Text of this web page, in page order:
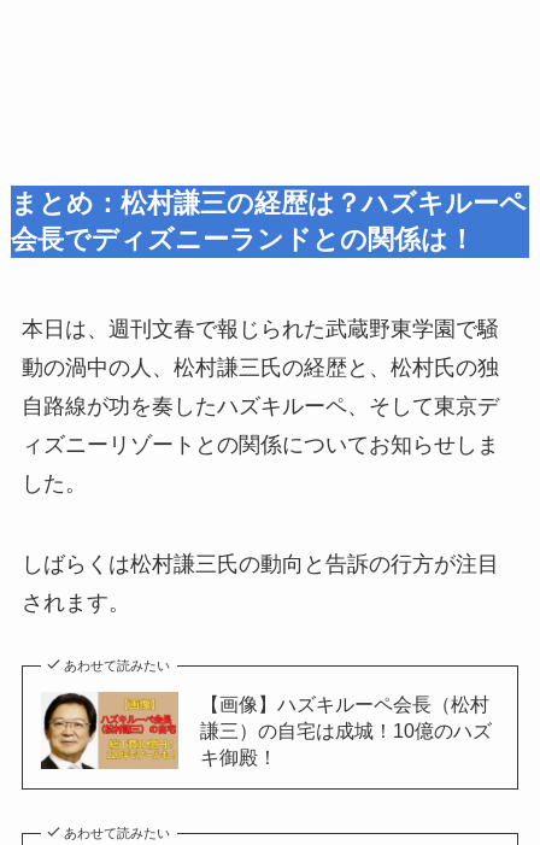
まとめ：松村謙三の経歴は？ハズキルーペ
会長でディズニーランドとの関係は！
本日は、週刊文春で報じられた武蔵野東学園で騒
動の渦中の人、松村謙三氏の経歴と、松村氏の独
自路線が功を奏したハズキルーペ、そして東京デ
ィズニーリゾートとの関係についてお知らせしま
した。
しばらくは松村謙三氏の動向と告訴の行方が注目
されます。
あわせて読みたい
【画像】ハズキルーペ会長（松村
謙三）の自宅は成城！10億のハズ
キ御殿！
あわせて読みたい